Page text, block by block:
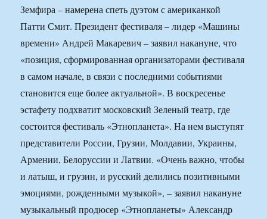
Земфира – намерена спеть дуэтом с американкой
Патти Смит. Президент фестиваля – лидер «Машины
времени» Андрей Макаревич – заявил накануне, что
«позиция, сформированная организаторами фестиваля
в самом начале, в связи с последними событиями
становится еще более актуальной». В воскресенье
эстафету подхватит московский Зеленый театр, где
состоится фестиваль «Этнопланета». На нем выступят
представители России, Грузии, Молдавии, Украины,
Армении, Белоруссии и Латвии. «Очень важно, чтобы
и латыш, и грузин, и русский делились позитивными
эмоциями, рожденными музыкой», – заявил накануне
музыкальный продюсер «Этнопланеты» Александр